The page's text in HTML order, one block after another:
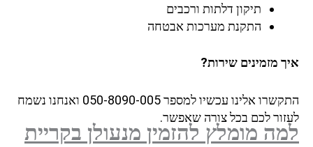
תיקון דלתות ורכבים
התקנת מערכות אבטחה
איך מזמינים שירות?
התקשרו אלינו עכשיו למספר 050-8090-005 ואנחנו נשמח
לעזור לכם בכל צורה שאפשר.
למה מומלץ להזמין מנעולן בקריית